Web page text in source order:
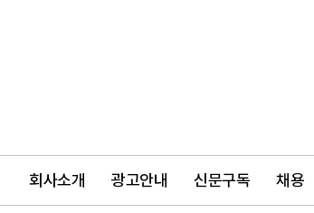
회사소개 광고안내 신문구독 채용